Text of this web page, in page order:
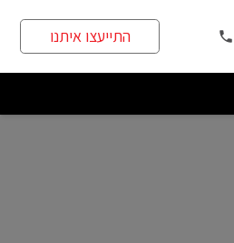
התייעצו איתנו phone